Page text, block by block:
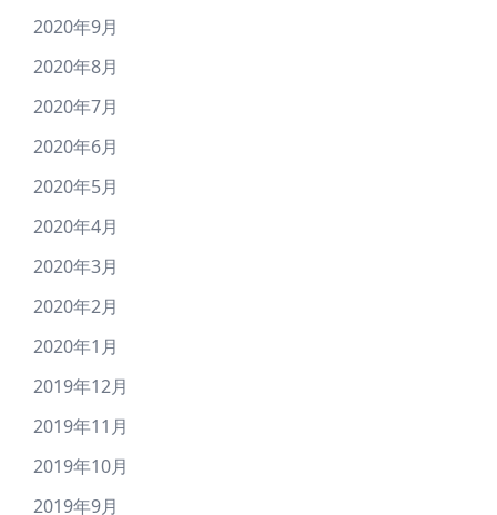
2020年9月
2020年8月
2020年7月
2020年6月
2020年5月
2020年4月
2020年3月
2020年2月
2020年1月
2019年12月
2019年11月
2019年10月
2019年9月